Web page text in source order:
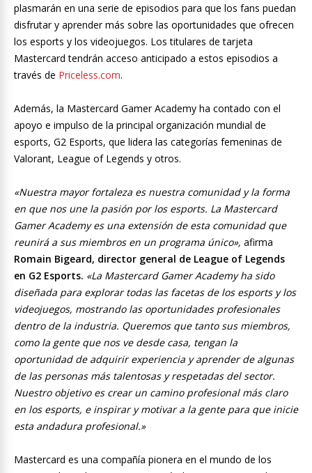
plasmarán en una serie de episodios para que los fans puedan
disfrutar y aprender más sobre las oportunidades que ofrecen
los esports y los videojuegos. Los titulares de tarjeta
Mastercard tendrán acceso anticipado a estos episodios a
través de Priceless.com.
Además, la Mastercard Gamer Academy ha contado con el
apoyo e impulso de la principal organización mundial de
esports, G2 Esports, que lidera las categorías femeninas de
Valorant, League of Legends y otros.
«Nuestra mayor fortaleza es nuestra comunidad y la forma
en que nos une la pasión por los esports. La Mastercard
Gamer Academy es una extensión de esta comunidad que
reunirá a sus miembros en un programa único», afirma
Romain Bigeard, director general de League of Legends
en G2 Esports. «La Mastercard Gamer Academy ha sido
diseñada para explorar todas las facetas de los esports y los
videojuegos, mostrando las oportunidades profesionales
dentro de la industria. Queremos que tanto sus miembros,
como la gente que nos ve desde casa, tengan la
oportunidad de adquirir experiencia y aprender de algunas
de las personas más talentosas y respetadas del sector.
Nuestro objetivo es crear un camino profesional más claro
en los esports, e inspirar y motivar a la gente para que inicie
esta andadura profesional.»
Mastercard es una compañía pionera en el mundo de los